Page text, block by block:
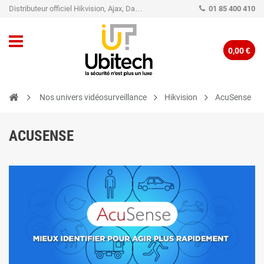
Distributeur officiel Hikvision, Ajax, Dahua, TP-Link - Caméra de vidéo surveillance - Alarme 01 85 400 410
0,00 €
Nos univers vidéosurveillance Hikvision AcuSense
ACUSENSE